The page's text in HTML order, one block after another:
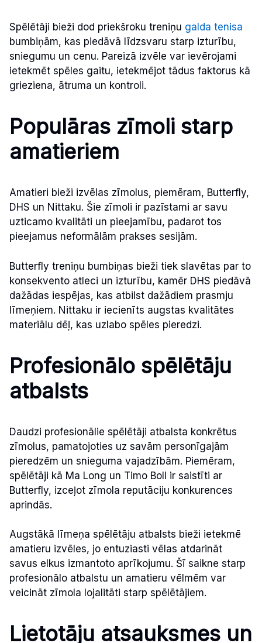
Spēlētāji bieži dod priekšroku treniņu galda tenisa
bumbiņām, kas piedāvā līdzsvaru starp izturību,
sniegumu un cenu. Pareizā izvēle var ievērojami
ietekmēt spēles gaitu, ietekmējot tādus faktorus kā
grieziena, ātruma un kontroli.
Populāras zīmoli starp
amatieriem
Amatieri bieži izvēlas zīmolus, piemēram, Butterfly,
DHS un Nittaku. Šie zīmoli ir pazīstami ar savu
uzticamo kvalitāti un pieejamību, padarot tos
pieejamus neformālām prakses sesijām.
Butterfly treniņu bumbiņas bieži tiek slavētas par to
konsekvento atleci un izturību, kamēr DHS piedāvā
dažādas iespējas, kas atbilst dažādiem prasmju
līmeņiem. Nittaku ir iecienīts augstas kvalitātes
materiālu dēļ, kas uzlabo spēles pieredzi.
Profesionālo spēlētāju
atbalsts
Daudzi profesionālie spēlētāji atbalsta konkrētus
zīmolus, pamatojoties uz savām personīgajām
pieredzēm un snieguma vajadzībām. Piemēram,
spēlētāji kā Ma Long un Timo Boll ir saistīti ar
Butterfly, izceļot zīmola reputāciju konkurences
aprindās.
Augstākā līmeņa spēlētāju atbalsts bieži ietekmē
amatieru izvēles, jo entuziasti vēlas atdarināt
savus elkus izmantoto aprīkojumu. Šī saikne starp
profesionālo atbalstu un amatieru vēlmēm var
veicināt zīmola lojalitāti starp spēlētājiem.
Lietotāju atsauksmes un